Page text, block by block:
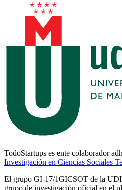
TodoStartups es ente colaborador
Investigación en Ciencias Sociales
El grupo GI-17/1GICSOT de la
grupo de investigación oficial en el